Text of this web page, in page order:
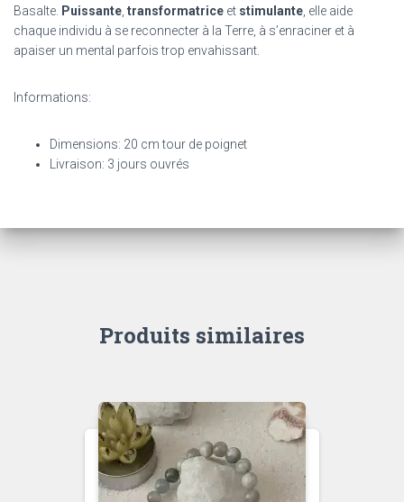
Basalte. Puissante transformatrice et stimulante , elle aide
chaque individu à se reconnecter à la Terre, à s’enraciner et à
apaiser un mental parfois trop envahissant.
Informations:
Dimensions: 20 cm tour de poignet
Livraison: 3 jours ouvrés
Produits similaires